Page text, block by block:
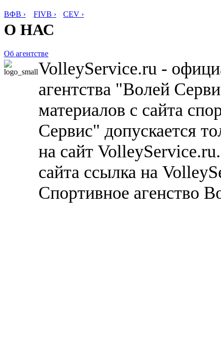
ВФВ › FIVB › CEV ›
О НАС
Об агентстве
VolleyService.ru -
агентства "Волей
материалов с сайта
Сервис" допускается
на сайт
сайта ссылка на
Спортивное агенство